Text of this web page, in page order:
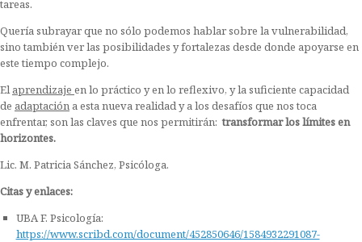
tareas.
Quería subrayar que no sólo podemos hablar sobre la vulnerabilidad,
sino también ver las posibilidades y fortalezas desde donde apoyarse en
este tiempo complejo.
Elaprendizaje en lo práctico y en lo reflexivo, y la suficiente capacidad
de adaptación a esta nueva realidad y a los desafíos que nos toca
enfrentar, son las claves que nos permitirán: transformar los límites en
horizontes.
Lic. M. Patricia Sánchez, Psicóloga.
Citas y enlaces:
UBA F. Psicología:
https://www.scribd.com/document/452850646/1584932291087-